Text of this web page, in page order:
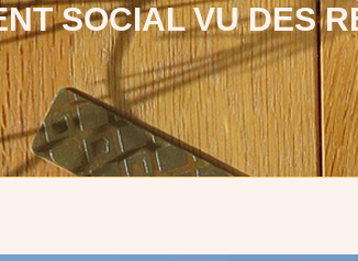
SOCIAL VU DES